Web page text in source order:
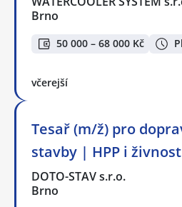
Brno
50 000 – 68 000 Kč
včerejší
Tesař (m/ž) pro
stavby | HPP i živnost
DOTO-STAV s.r.o.
Brno